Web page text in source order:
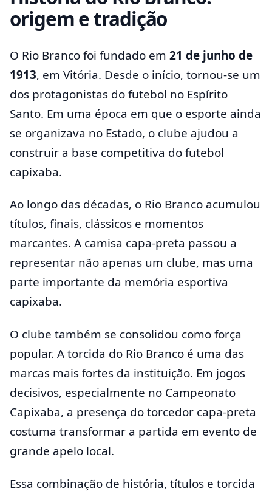
origem e tradição
O Rio Branco foi fundado em 21 de junho de
1913, em Vitória. Desde o início, tornou-se um
dos protagonistas do futebol no Espírito
Santo. Em uma época em que o esporte ainda
se organizava no Estado, o clube ajudou a
construir a base competitiva do futebol
capixaba.
Ao longo das décadas, o Rio Branco acumulou
títulos, finais, clássicos e momentos
marcantes. A camisa capa-preta passou a
representar não apenas um clube, mas uma
parte importante da memória esportiva
capixaba.
O clube também se consolidou como força
popular. A torcida do Rio Branco é uma das
marcas mais fortes da instituição. Em jogos
decisivos, especialmente no Campeonato
Capixaba, a presença do torcedor capa-preta
costuma transformar a partida em evento de
grande apelo local.
Essa combinação de história, títulos e torcida